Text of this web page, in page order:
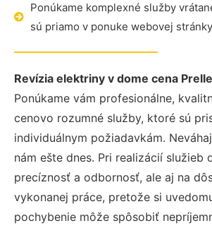
Ponúkame komplexné služby
sú priamo v ponuke webovej
Revízia elektriny v dome cena
Ponúkame vám profesionálne,
cenovo rozumné služby, ktoré sú
individuálnym požiadavkám.
nám ešte dnes. Pri realizácií služieb
precíznosť a odbornosť, ale aj na
vykonanej práce, pretože si
pochybenie môže spôsobiť